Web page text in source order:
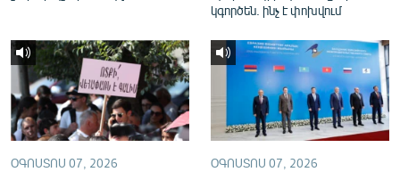
կգործեն. ինչ է փոխվում
ՕԳՈՍՏՈՍ 07, 2026 ՕԳՈՍՏՈՍ 07, 2026